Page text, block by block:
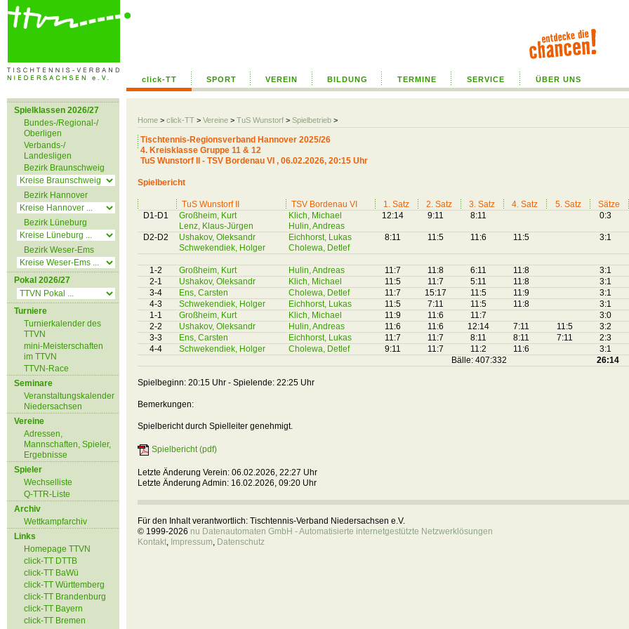
click-TT SPORT VEREIN BILDUNG TERMINE SERVICE ÜBER UNS
Home > click-TT > Vereine > TuS Wunstorf > Spielbetrieb >
Spielklassen 2026/27
Bundes-/Regional-/
Oberligen
Verbands-/
Landesligen
Bezirk Braunschweig
Bezirk Hannover
Bezirk Lüneburg
Bezirk Weser-Ems
Pokal 2026/27
Turniere
Turnierkalender des
TTVN
mini-Meisterschaften
im TTVN
TTVN-Race
Seminare
Veranstaltungskalender
Niedersachsen
Vereine
Adressen,
Mannschaften, Spieler,
Ergebnisse
Spieler
Wechselliste
Q-TTR-Liste
Archiv
Wettkampfarchiv
Links
Homepage TTVN
click-TT DTTB
click-TT BaWü
click-TT Württemberg
click-TT Brandenburg
click-TT Bayern
click-TT Bremen
Tischtennis-Regionsverband Hannover 2025/26
4. Kreisklasse Gruppe 11 & 12
TuS Wunstorf II - TSV Bordenau VI , 06.02.2026, 20:15 Uhr
Spielbericht
TuS Wunstorf II TSV Bordenau VI 1. Satz 2. Satz 3. Satz 4. Satz 5. Satz Sätze
D1-D1
Großheim, Kurt
Lenz, Klaus-Jürgen
Klich, Michael
Hulin, Andreas
12:14 9:11 8:11 0:3
D2-D2
Ushakov, Oleksandr
Schwekendiek, Holger
Eichhorst, Lukas
Cholewa, Detlef
8:11 11:5 11:6 11:5 3:1
1-2 Großheim, Kurt Hulin, Andreas 11:7 11:8 6:11 11:8 3:1
2-1
Ushakov, Oleksandr Klich, Michael 11:5 11:7 5:11 11:8 3:1
3-4
Ens, Carsten Cholewa, Detlef 11:7 15:17 11:5 11:9 3:1
4-3
Schwekendiek, Holger Eichhorst, Lukas 11:5 7:11 11:5 11:8 3:1
1-1
Großheim, Kurt Klich, Michael 11:9 11:6 11:7 3:0
2-2
Ushakov, Oleksandr Hulin, Andreas 11:6 11:6 12:14 7:11 11:5 3:2
3-3
Ens, Carsten Eichhorst, Lukas 11:7 11:7 8:11 8:11 7:11 2:3
4-4
Schwekendiek, Holger Cholewa, Detlef 9:11 11:7 11:2 11:6 3:1
Bälle: 407:332
26:14
Spielbeginn: 20:15 Uhr - Spielende: 22:25 Uhr
Bemerkungen:
Spielbericht durch Spielleiter genehmigt.
Spielbericht (pdf)
Letzte Änderung Verein: 06.02.2026, 22:27 Uhr
Letzte Änderung Admin: 16.02.2026, 09:20 Uhr
Für den Inhalt verantwortlich: Tischtennis-Verband Niedersachsen e.V.
© 1999-2026 nu Datenautomaten GmbH - Automatisierte internetgestützte Netzwerklösungen
Kontakt, Impressum, Datenschutz